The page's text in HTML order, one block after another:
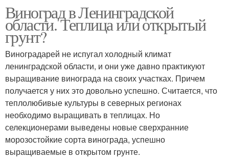
Виноград в Ленинградской
области. Теплица или открытый
грунт?
Виноградарей не испугал холодный климат
ленинградской области, и они уже давно практикуют
выращивание винограда на своих участках. Причем
получается у них это довольно успешно. Считается, что
теплолюбивые культуры в северных регионах
необходимо выращивать в теплицах. Но
селекционерами выведены новые сверхранние
морозостойкие сорта винограда, успешно
выращиваемые в открытом грунте.